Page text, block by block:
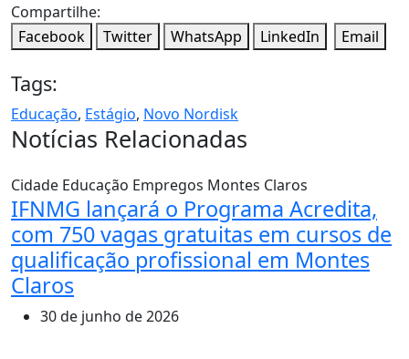
Compartilhe:
Facebook
Twitter WhatsApp LinkedIn Email
Tags:
Educação, Estágio, Novo Nordisk
Notícias Relacionadas
Cidade Educação Empregos Montes Claros
IFNMG lançará o Programa Acredita,
com 750 vagas gratuitas em cursos de
qualificação profissional em Montes
Claros
30 de junho de 2026